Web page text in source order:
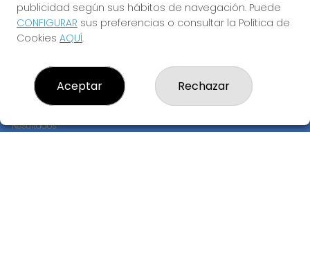
Imagen anterior
ADMINISTRACIÓN EL PELOTAZO
¿Quiénes somos?
Resultados
publicidad según sus hábitos de navegación. Puede
CONFIGURAR sus preferencias o consultar la Política de
Cookies AQUÍ.
Aceptar Rechazar